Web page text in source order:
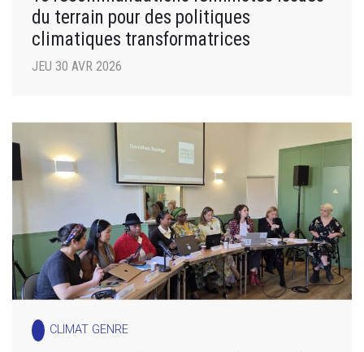
du terrain pour des politiques
climatiques transformatrices
JEU 30 AVR 2026
CLIMAT GENRE